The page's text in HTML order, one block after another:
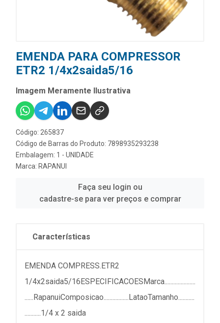
EMENDA PARA COMPRESSOR
ETR2 1/4x2saida5/16
Imagem Meramente Ilustrativa
Código: 265837
Código de Barras do Produto: 7898935293238
Embalagem: 1 - UNIDADE
Marca: RAPANUI
Faça seu login ou
cadastre-se para ver preços e comprar
Características
EMENDA COMPRESS.ETR2
1/4x2saida5/16ESPECIFICACOESMarca.....................
......RapanuiComposicao.................LataoTamanho...........
...........1/4 x 2 saida